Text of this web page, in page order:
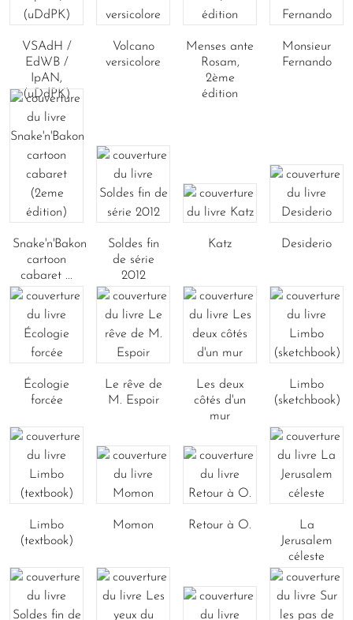
VSAdH /
EdWB /
IpAN,
(uDdPK)
Volcano
versicolore
Menses ante
Rosam,
2ème
édition
Monsieur
Fernando
Snake'n'Bakon
cartoon
cabaret ...
Soldes fin
de série
2012
Katz Desiderio
Écologie
forcée
Le rêve de
M. Espoir
Les deux
côtés d'un
mur
Limbo
(sketchbook)
Limbo
(textbook)
Momon Retour à O.
La
Jerusalem
céleste